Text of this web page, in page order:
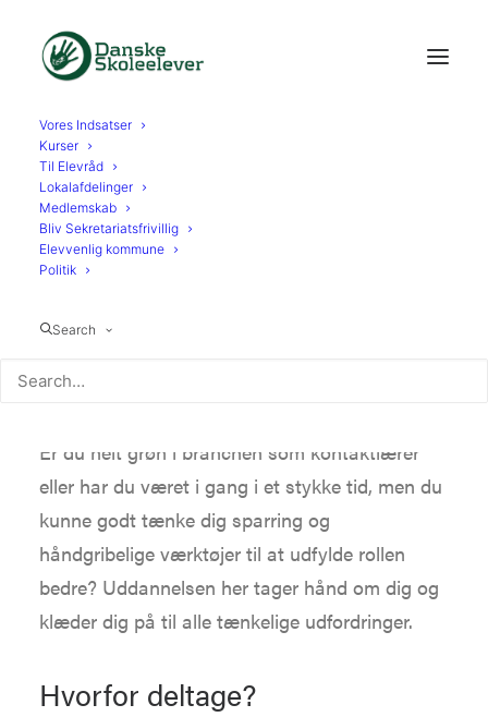
Vores Indsatser
Kurser
Til Elevråd
Lokalafdelinger
Medlemskab
Bliv Sekretariatsfrivillig
Elevvenlig kommune
Politik
Search
Kontaktlæreruddannelse
Er du helt grøn i branchen som kontaktlærer
eller har du været i gang i et stykke tid, men du
kunne godt tænke dig sparring og
håndgribelige værktøjer til at udfylde rollen
bedre? Uddannelsen her tager hånd om dig og
klæder dig på til alle tænkelige udfordringer.
Hvorfor deltage?